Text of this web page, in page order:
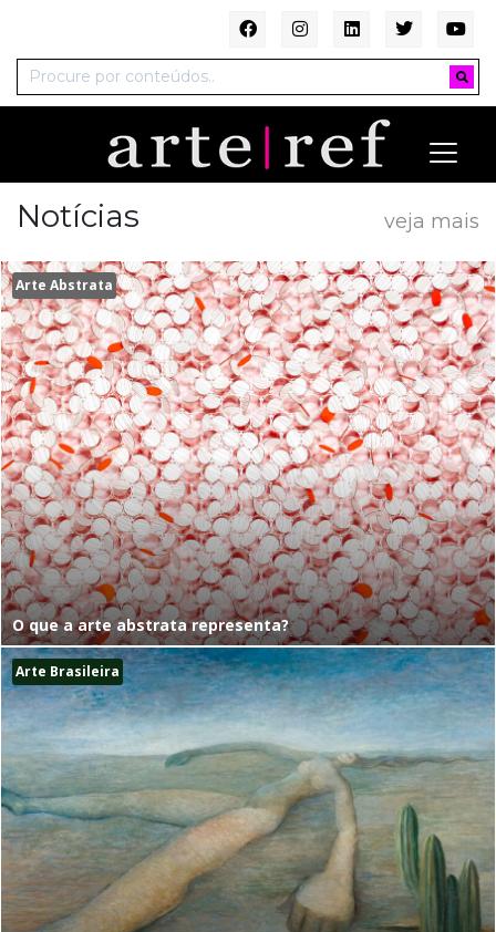
Notícias veja mais
Arte Abstrata
O que a arte abstrata representa?
Arte Brasileira